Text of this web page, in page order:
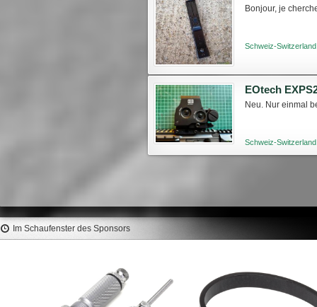
Bonjour, je
Schweiz-
Neu. Nur einmal
Schweiz-
Im Schaufenster des Sponsors
19,90 € 16,10 €